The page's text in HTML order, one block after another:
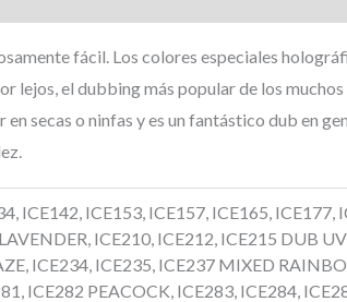
fácil. Los colores especiales
lejos, el dubbing más popular de los
secas o ninfas y es un fantástico dub en
ICE142, ICE153, ICE157, ICE165, ICE177,
ICE210, ICE212, ICE215 DUB
ICE234, ICE235, ICE237 MIXED
ICE282 PEACOCK, ICE283, ICE284,